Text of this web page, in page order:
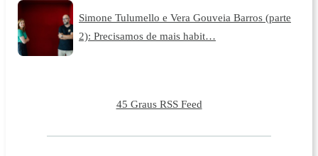
Simone Tulumello e Vera Gouveia Barros (parte
2): Precisamos de mais habit…
45 Graus RSS Feed